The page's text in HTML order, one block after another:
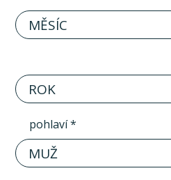
MĚSÍC
ROK
pohlaví *
MUŽ